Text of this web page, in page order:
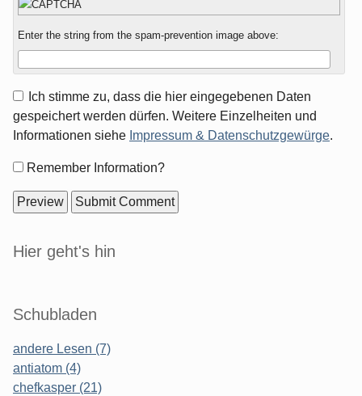
Enter the string from the spam-prevention image above:
Ich stimme zu, dass die hier eingegebenen Daten
gespeichert werden dürfen. Weitere Einzelheiten und
Informationen siehe Impressum & Datenschutzgewürge.
FormRemember Information?
Sidebar
Hier geht's hin
Schubladen
andere Lesen (7)
antiatom (4)
chefkasper (21)